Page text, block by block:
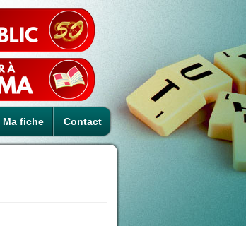
Ma fiche Contact